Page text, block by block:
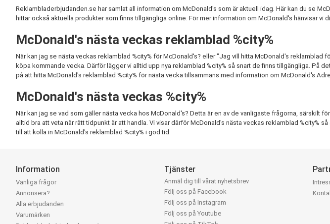
Reklambladerbjudanden.se har samlat all information om McDonald's som är aktuell idag. Här kan du se
hittar också aktuella produkter som finns tillgängliga online. För mer information om McDonald's hänvisar vi
McDonald's nästa veckas reklamblad %city%
När kan jag se nästa veckas reklamblad %city% för McDonald's? eller "Jag vill hitta McDonald's
köpa kommande vecka. Därför lägger vi alltid upp nya reklamblad %city% så snart de finns tillgängliga. På
på att hitta McDonald's reklamblad %city% för nästa vecka tillsammans med information om McDonald's
McDonald's nästa veckas %city%
När kan jag se vad som gäller nästa vecka hos McDonald's? Detta är en av de vanligaste frågorna,
alltid bra att veta när rätt tidpunkt är att handla. Vi visar därför McDonald's nästa veckas reklamblad %city%
till att kolla in McDonald's reklamblad %city% i god tid.
Information
Vanliga frågor
Annonsera?
Alla erbjudanden
Varumärken
Tjänster
Anmäl dig till vårat nyhetsbrev
Följ oss på Facebook
Följ oss på Instagram
Följ oss på Youtube